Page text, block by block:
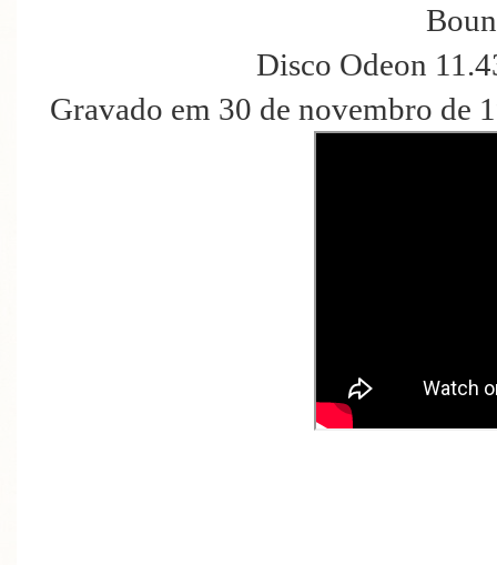
Disco Odeon
Gravado em 30 de novembro de